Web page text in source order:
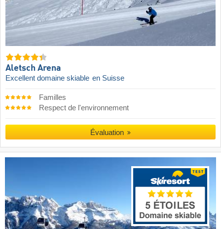
Aletsch Arena
Excellent domaine skiable en Suisse
Familles
Respect de l'environnement
Évaluation